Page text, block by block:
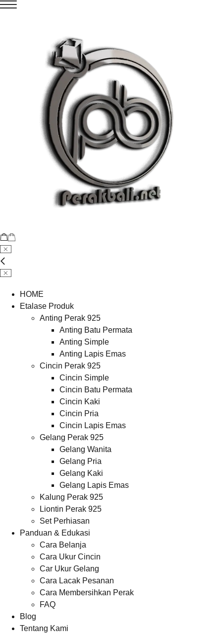
HOME
Etalase Produk
Anting Perak 925
Anting Batu Permata
Anting Simple
Anting Lapis Emas
Cincin Perak 925
Cincin Simple
Cincin Batu Permata
Cincin Kaki
Cincin Pria
Cincin Lapis Emas
Gelang Perak 925
Gelang Wanita
Gelang Pria
Gelang Kaki
Gelang Lapis Emas
Kalung Perak 925
Liontin Perak 925
Set Perhiasan
Panduan & Edukasi
Cara Belanja
Cara Ukur Cincin
Car Ukur Gelang
Cara Lacak Pesanan
Cara Membersihkan Perak
FAQ
Blog
Tentang Kami